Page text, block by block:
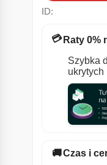
ID:
💳 Raty 0%
Szybka
ukrytych
🚚Czas i